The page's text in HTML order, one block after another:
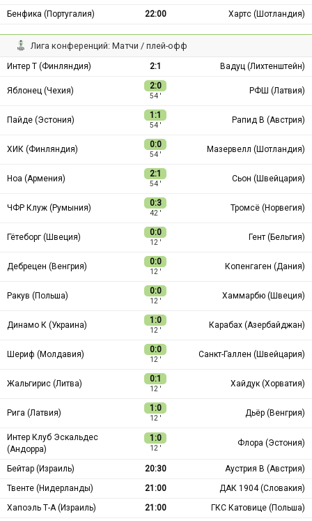
Бенфика (Португалия)
22:00 Хартс (Шотландия)
Лига конференций: Матчи / плей-офф
Интер Т (Финляндия) 2:1 Вадуц (Лихтенштейн)
Яблонец (Чехия) 2:0
54 ′
РФШ (Латвия)
Пайде (Эстония) 1:1
54 ′
Рапид В (Австрия)
ХИК (Финляндия) 0:0
54 ′
Мазервелл (Шотландия)
Ноа (Армения) 2:1
54 ′
Сьон (Швейцария)
ЧФР Клуж (Румыния) 0:3
42 ′
Тромсё (Норвегия)
Гётеборг (Швеция) 0:0
12 ′
Гент (Бельгия)
Дебрецен (Венгрия) 0:0
12 ′
Копенгаген (Дания)
Ракув (Польша) 0:0
12 ′
Хаммарбю (Швеция)
Динамо К (Украина) 1:0
12 ′
Карабах (Азербайджан)
Шериф (Молдавия) 0:0
12 ′
Санкт-Галлен (Швейцария)
Жальгирис (Литва) 0:1
12 ′
Хайдук (Хорватия)
Рига (Латвия) 1:0
12 ′
Дьёр (Венгрия)
Интер Клуб Эскальдес
(Андорра)
1:0
12 ′
Флора (Эстония)
Бейтар (Израиль) 20:30
Аустрия В (Австрия)
Твенте (Нидерланды)
21:00
ДАК 1904 (Словакия)
Хапоэль Т-А (Израиль)
21:00
ГКС Катовице (Польша)